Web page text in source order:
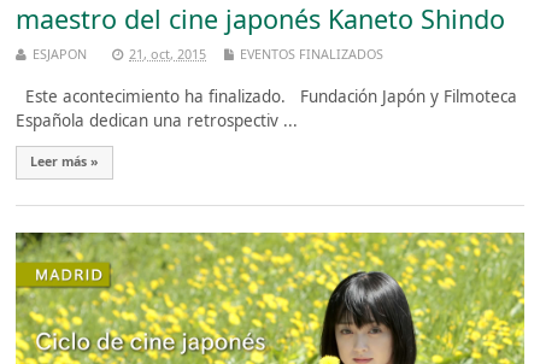
maestro del cine japonés Kaneto Shindo
ESJAPON 21, oct, 2015 EVENTOS FINALIZADOS
Este acontecimiento ha finalizado. Fundación Japón y Filmoteca
Española dedican una retrospectiv ...
Leer más »